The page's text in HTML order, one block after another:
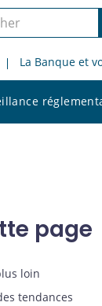
La Banque et
page
loin
tendances